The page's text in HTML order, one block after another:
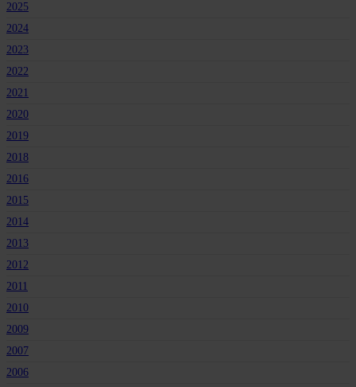
2025
2024
2023
2022
2021
2020
2019
2018
2016
2015
2014
2013
2012
2011
2010
2009
2007
2006